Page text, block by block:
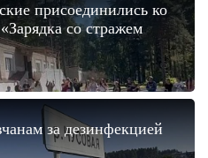
присоединились ко
со стражем
за дезинфекцией